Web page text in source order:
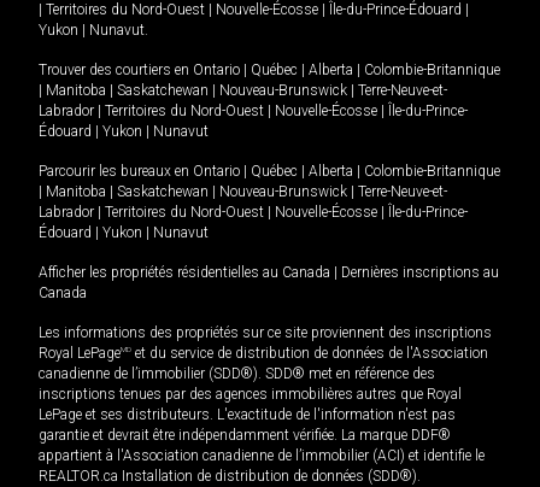
Territoires du Nord-Ouest Nouvelle-Écosse Île-du-Prince-Édouard
Yukon
Nunavut.
Trouver des courtiers en Ontario Québec Alberta
Colombie-Britannique
Manitoba Saskatchewan Nouveau-Brunswick
Terre-Neuve-et-
Labrador
Territoires du Nord-Ouest Nouvelle-Écosse
Île-du-Prince-
Édouard
Yukon Nunavut
Parcourir les bureaux en Ontario Québec Alberta
Colombie-Britannique
Manitoba Saskatchewan Nouveau-Brunswick
Terre-Neuve-et-
Labrador
Territoires du Nord-Ouest Nouvelle-Écosse
Île-du-Prince-
Édouard
Yukon Nunavut
Afficher les propriétés résidentielles au Canada
Dernières inscriptions au
Canada
Les informations des propriétés sur ce site proviennent des inscriptions
Royal LePageMD et du service de distribution de données de l'Association
canadienne de l’immobilier (SDD®). SDD® met en référence des
inscriptions tenues par des agences immobilières autres que Royal
LePage et ses distributeurs. L'exactitude de l'information n'est pas
garantie et devrait être indépendamment vérifiée. La marque DDF®
appartient à l'Association canadienne de l’immobilier (ACI) et identifie le
REALTOR.ca Installation de distribution de données (SDD®).